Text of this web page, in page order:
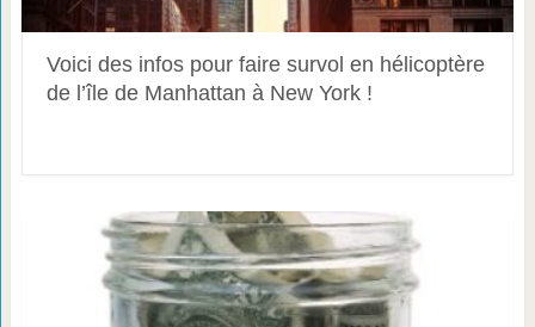
Voici des infos pour faire survol en hélicoptère
de l’île de Manhattan à New York !